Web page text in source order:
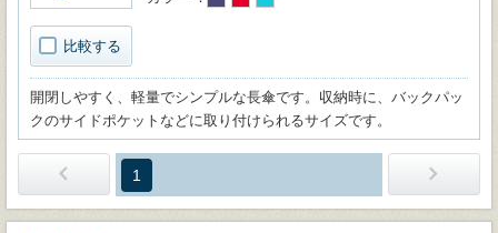
比較する
開閉しやすく、軽量でシンプルな長傘です。収納時に、バックパッ
クのサイドポケットなどに取り付けられるサイズです。
1